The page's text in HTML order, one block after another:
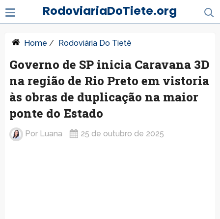
RodoviariaDoTiete.org
Home / Rodoviária Do Tietê
Governo de SP inicia Caravana 3D
na região de Rio Preto em vistoria
às obras de duplicação na maior
ponte do Estado
Por Luana 25 de outubro de 2025